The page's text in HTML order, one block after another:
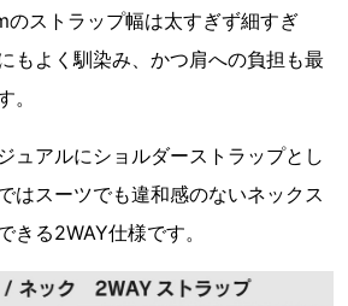
のストラップ幅は太すぎず細すぎ
もよく馴染み、かつ肩への負担も最
。
ュアルにショルダーストラップとし
はスーツでも違和感のないネックス
きる2WAY仕様です。